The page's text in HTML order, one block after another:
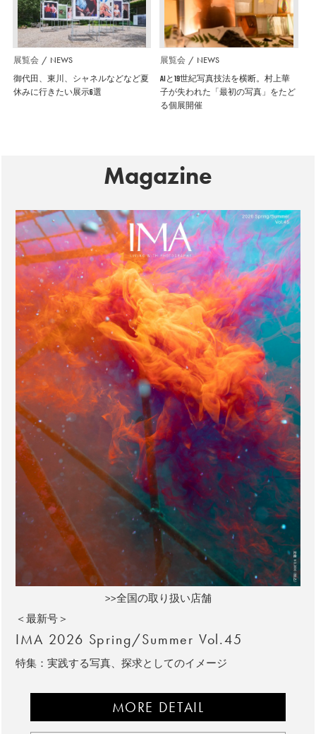
展覧会 NEWS
御代田、東川、シャネルなどなど夏
休みに行きたい展示6選
展覧会 NEWS
AIと19世紀写真技法を横断。村上華
子が失われた「最初の写真」をたど
る個展開催
Magazine
>>全国の取り扱い店舗
＜最新号＞
IMA 2026 Spring/Summer Vol.45
特集：実践する写真、探求としてのイメージ
MORE DETAIL